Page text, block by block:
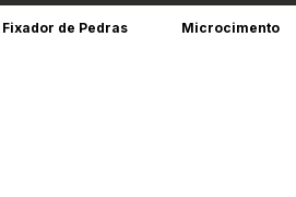
Fixador de Pedras Microcimento